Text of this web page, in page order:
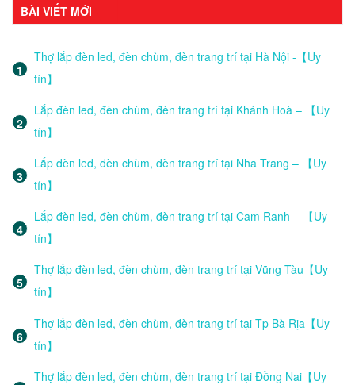
BÀI VIẾT MỚI
Thợ lắp đèn led, đèn chùm, đèn trang trí tại Hà Nội -【Uy
tín】
Lắp đèn led, đèn chùm, đèn trang trí tại Khánh Hoà – 【Uy
tín】
Lắp đèn led, đèn chùm, đèn trang trí tại Nha Trang – 【Uy
tín】
Lắp đèn led, đèn chùm, đèn trang trí tại Cam Ranh – 【Uy
tín】
Thợ lắp đèn led, đèn chùm, đèn trang trí tại Vũng Tàu【Uy
tín】
Thợ lắp đèn led, đèn chùm, đèn trang trí tại Tp Bà Rịa【Uy
tín】
Thợ lắp đèn led, đèn chùm, đèn trang trí tại Đồng Nai【Uy